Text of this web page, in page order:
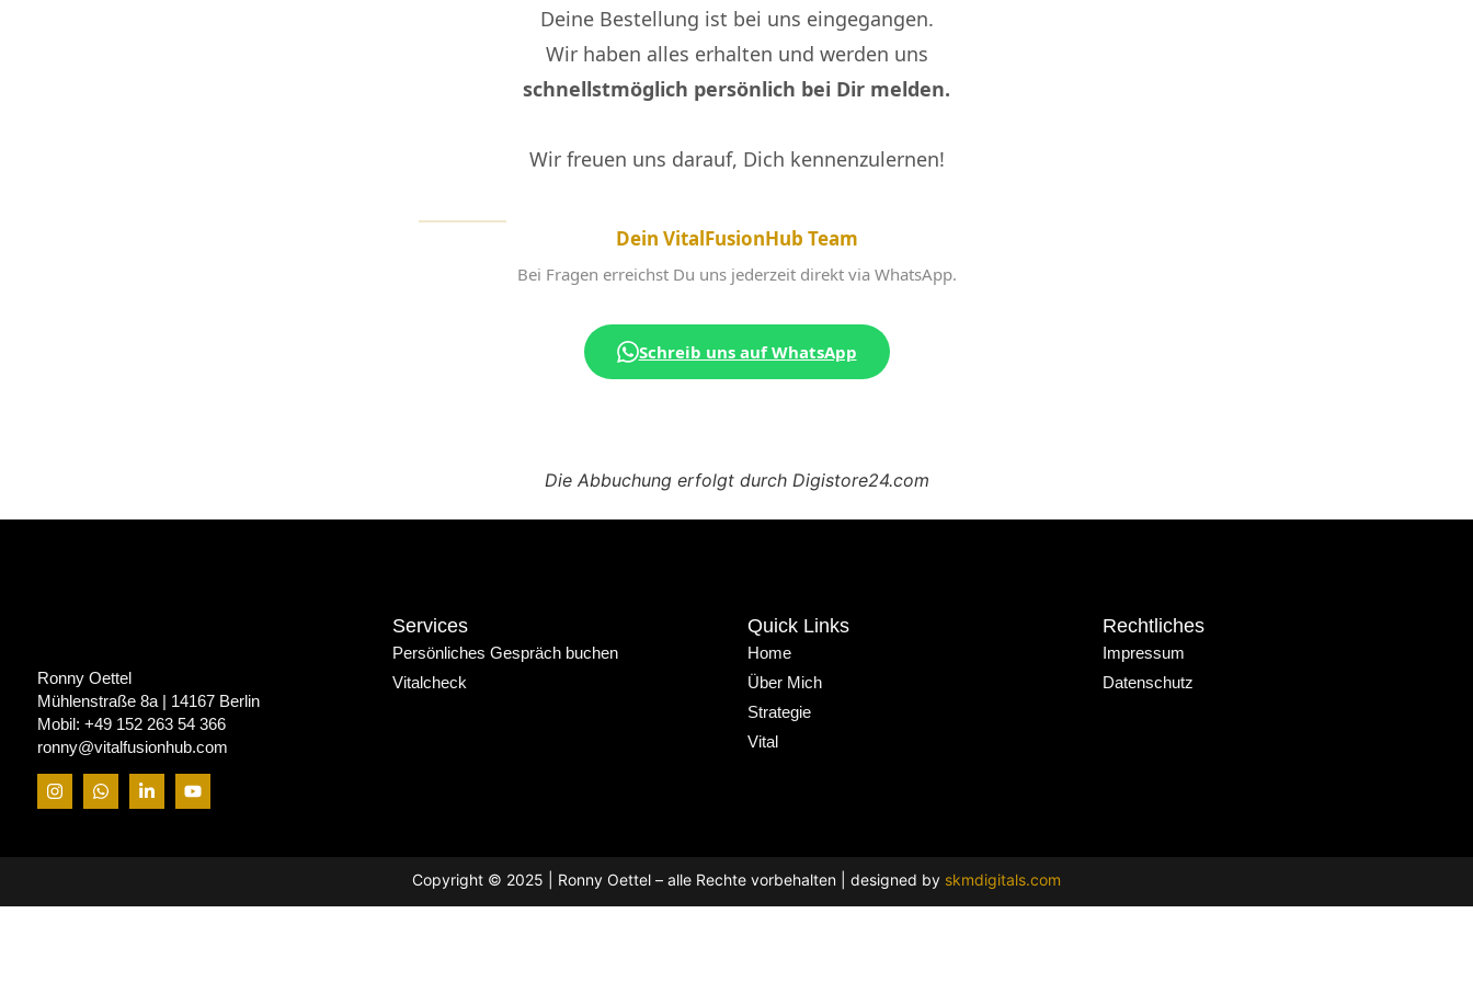
Deine Bestellung ist bei uns eingegangen.
Wir haben alles erhalten und werden uns
schnellstmöglich persönlich bei Dir melden.
Wir freuen uns darauf, Dich kennenzulernen!
Dein VitalFusionHub Team
Bei Fragen erreichst Du uns jederzeit direkt via WhatsApp.
Schreib uns auf WhatsApp
Die Abbuchung erfolgt durch Digistore24.com
Ronny Oettel
Mühlenstraße 8a | 14167 Berlin
Mobil: +49 152 263 54 366
ronny@vitalfusionhub.com
Services
Persönliches Gespräch buchen
Vitalcheck
Quick Links
Home
Über Mich
Strategie
Vital
Rechtliches
Impressum
Datenschutz
Copyright © 2025 | Ronny Oettel – alle Rechte vorbehalten | designed by skmdigitals.com